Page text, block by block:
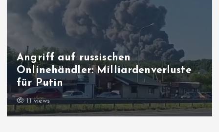
Anfang August, 13 Jahre
Post aus der Vergangenheit
11 views